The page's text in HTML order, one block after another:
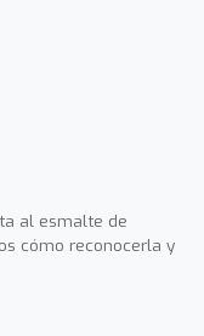
al esmalte de
cómo reconocerla y